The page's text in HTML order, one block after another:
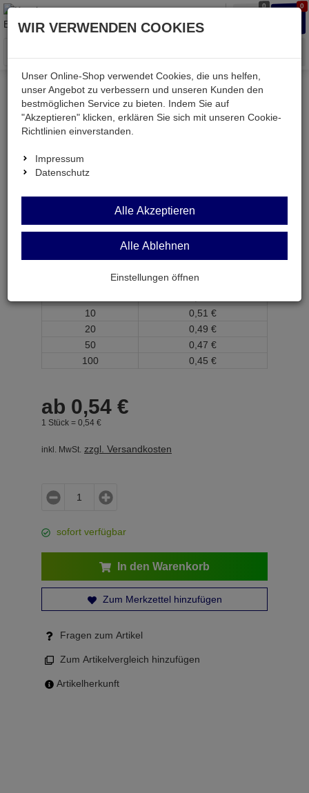
0 0
Menü
Weiter einkaufen Kessler electronic
Bauteile aktiv
1,5KE 30CA
1,5KE 30CA
Transildiode 25,6V 1500W bidirektional DO201AE
ab Menge
Preis je Stück
10
0, 51 €
20
0, 49 €
50
0, 47 €
100
0, 45 €
ab 0,54 €
1 Stück = 0, 54 €
inkl. MwSt. zzgl. Versandkosten
sofort verfügbar
In den Warenkorb
Zum Merkzettel hinzufügen
Fragen zum Artikel
Zum Artikelvergleich hinzufügen
Artikelherkunft
WIR VERWENDEN COOKIES
Unser Online-Shop verwendet Cookies, die uns helfen,
unser Angebot zu verbessern und unseren Kunden den
bestmöglichen Service zu bieten. Indem Sie auf
"Akzeptieren" klicken, erklären Sie sich mit unseren Cookie-
Richtlinien einverstanden.
Impressum
Datenschutz
Alle Akzeptieren
Alle Ablehnen
Einstellungen öffnen